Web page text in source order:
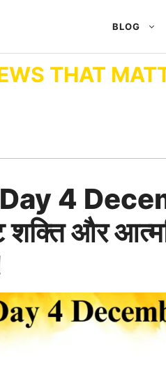
BLOG
THAT
4
और